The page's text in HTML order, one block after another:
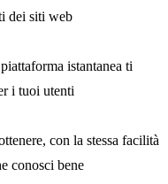
dei siti web
istantanea ti
i tuoi utenti
con la stessa facilità
conosci bene